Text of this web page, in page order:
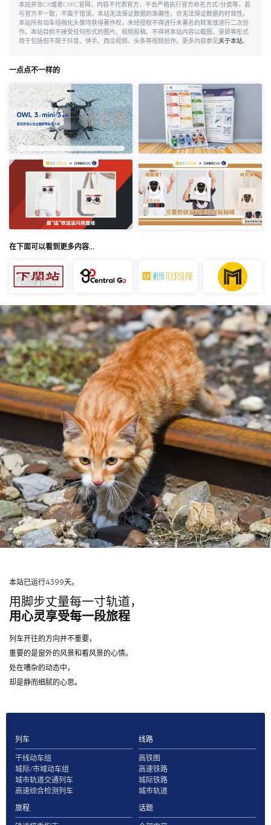
本站并非CR或者CRRC官网，内容不代表官方，不会严格执行官方命名方式/分类等，若
与官方不一致，不属于错误。本站无法保证数据的准确性，亦无法保证数据的时效性。
本站所有动车组萌化头像均获得著作权，未经授权不得进行未署名的转发或进行二次创
作。本站目前不接受任何形式的图片、视频投稿。不得将本站内容以截图、录屏等形式
用于包括但不限于抖音、快手、西瓜视频、头条等视频创作。更多内容参见关于本站。
一点点不一样的
在下面可以看到更多内容…
本站已运行4399天。
用脚步丈量每一寸轨道，
用心灵享受每一段旅程
列车开往的方向并不重要，
重要的是窗外的风景和看风景的心情。
处在嘈杂的动态中，
却是静而细腻的心思。
列车
干线动车组
城际/市域动车组
城市轨道交通列车
高速综合检测列车
线路
高铁图
高速铁路
城际铁路
城市轨道
旅程
话题